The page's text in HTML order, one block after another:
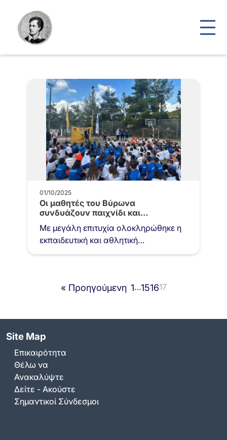
01/10/2025
Οι μαθητές του Βύρωνα
συνδυάζουν παιχνίδι και
οικολογική συνείδηση –…
Με μεγάλη επιτυχία ολοκληρώθηκε η
εκπαιδευτική και αθλητική
δράση "Παίζω Χάντμπολ και
του Δήμου…
« Προηγούμενη 1…151617
Site Map
Επικαιρότητα
Θέλω να
Ανακαλύψτε
Δείτε - Ακούστε
Σημαντικοί Σύνδεσμοι